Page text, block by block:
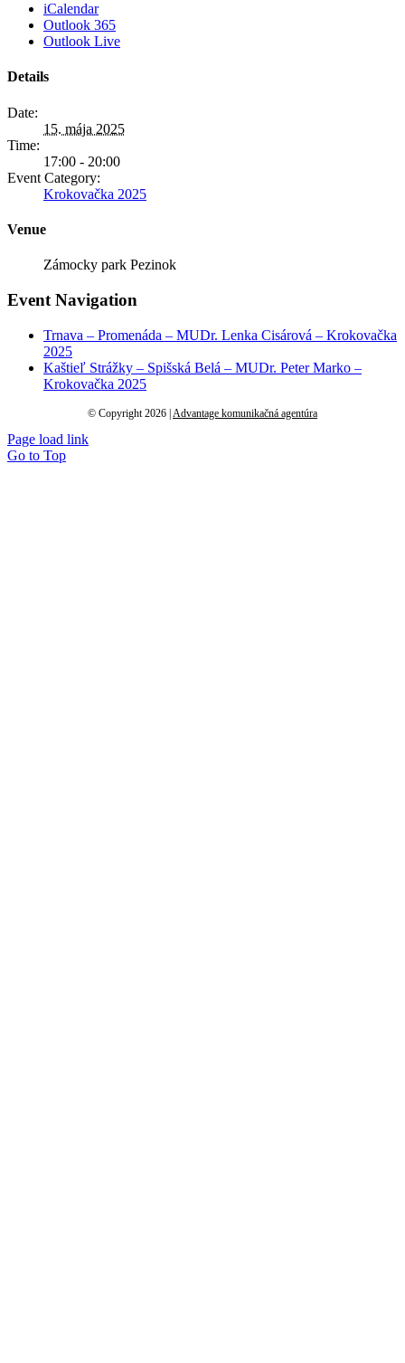
iCalendar
Outlook 365
Outlook Live
Details
Date:
15. mája 2025
Time:
17:00 - 20:00
Event Category:
Krokovačka 2025
Venue
Zámocky park Pezinok
Event Navigation
Trnava – Promenáda – MUDr. Lenka Cisárová – Krokovačka
2025
Kaštieľ Strážky – Spišská Belá – MUDr. Peter Marko –
Krokovačka 2025
© Copyright 2026 | Advantage komunikačná agentúra
Page load link
Go to Top